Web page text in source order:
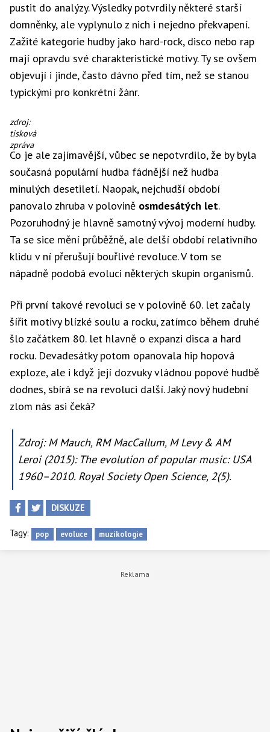
pustit do analýzy. Výsledky potvrdily některé starší
domněnky, ale vyplynulo z nich i nejedno překvapení.
Zažité kategorie hudby jako hard-rock, disco nebo rap
mají opravdu své charakteristické motivy. Ty se ovšem
objevují i jinde, často dávno před tím, než se stanou
typickými pro konkrétní žánr.
zdroj:
tisková
zpráva
Co je ale zajímavější, vůbec se nepotvrdilo, že by byla
současná populární hudba fádnější než hudba
minulých desetiletí. Naopak, nejchudší období
panovalo zhruba v polovině osmdesátých let.
Pozoruhodný je hlavně samotný vývoj moderní hudby.
Ta se sice mění průběžně, ale delší období relativního
klidu v ní přerušují bouřlivé revoluce. V tom se
nápadně podobá evoluci některých skupin organismů.
Při první takové revoluci se v polovině 60. let začaly
šířit motivy blízké soulu a rocku, zatímco během druhé
šlo začátkem 80. let hlavně o expanzi disca a hard
rocku. Devadesátky potom opanovala hip hopová
exploze, ale i když její dozvuky vládnou popové hudbě
dodnes, sbírá se na revoluci další. Jaký nový hudební
zlom nás asi čeká?
Zdroj: M Mauch, RM MacCallum, M Levy & AM
Leroi (2015): The evolution of popular music: USA
1960–2010. Royal Society Open Science, 2(5).
DISKUZE
Tagy: pop evoluce muzikologie